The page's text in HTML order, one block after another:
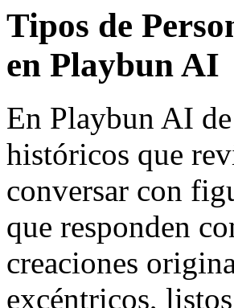
Tipos de
en Playbun AI
En Playbun AI
históricos que
conversar con
que responden
creaciones
excéntricos,